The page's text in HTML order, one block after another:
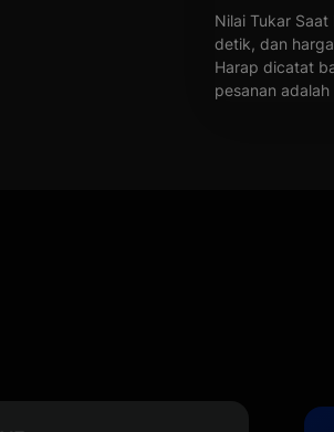
Nilai Tukar
detik, dan
Harap dicatat
pesanan